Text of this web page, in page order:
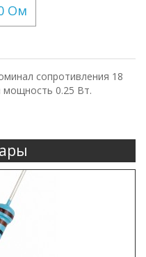
Ом
сопротивления 18
мощность 0.25 Вт.